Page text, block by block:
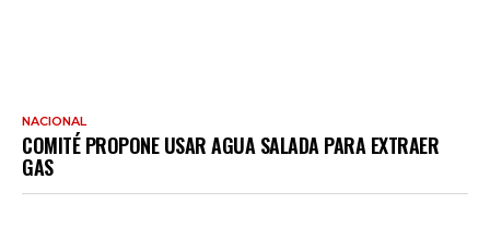
NACIONAL
COMITÉ PROPONE USAR AGUA SALADA PARA EXTRAER
GAS